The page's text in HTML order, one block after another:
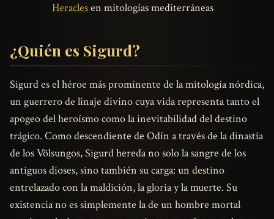
Heraclesen mitologías mediterráneas
¿Quién es Sigurd?
Sigurd es el héroe más prominente de la mitología nórdica,
un guerrero de linaje divino cuya vida representa tanto el
apogeo del heroísmo como la inevitabilidad del destino
trágico. Como descendiente de Odín a través de la dinastía
de los Völsungos, Sigurd hereda no solo la sangre de los
antiguos dioses, sino también su carga: un destino
entrelazado con la maldición, la gloria y la muerte. Su
existencia no es simplemente la de un hombre mortal